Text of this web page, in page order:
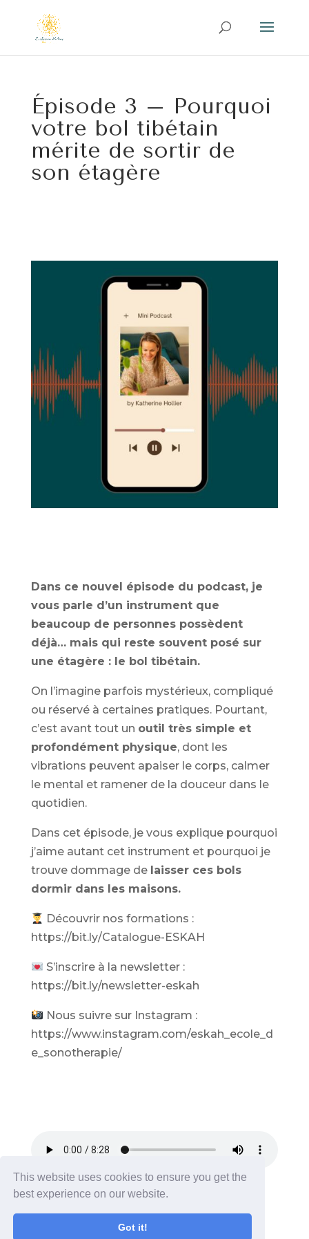
This website uses cookies to ensure you get the
best experience on our website.
Got it!
Épisode 3 – Pourquoi
votre bol tibétain
mérite de sortir de
son étagère
Dans ce nouvel épisode du podcast, je
vous parle d’un instrument que
beaucoup de personnes possèdent
déjà… mais qui reste souvent posé sur
une étagère : le bol tibétain.
On l’imagine parfois mystérieux, compliqué
ou réservé à certaines pratiques. Pourtant,
c’est avant tout un outil très simple et
profondément physique, dont les
vibrations peuvent apaiser le corps, calmer
le mental et ramener de la douceur dans le
quotidien.
Dans cet épisode, je vous explique pourquoi
j’aime autant cet instrument et pourquoi je
trouve dommage de aisser ces bols
dormir dans les maisons.
Découvrir nos formations :
https://bit.ly/Catalogue-ESKAH
S’inscrire à la newsletter :
https://bit.ly/newsletter-eskah
Nous suivre sur Instagram :
https://www.instagram.com/eskah_ecole_d
e_sonotherapie/